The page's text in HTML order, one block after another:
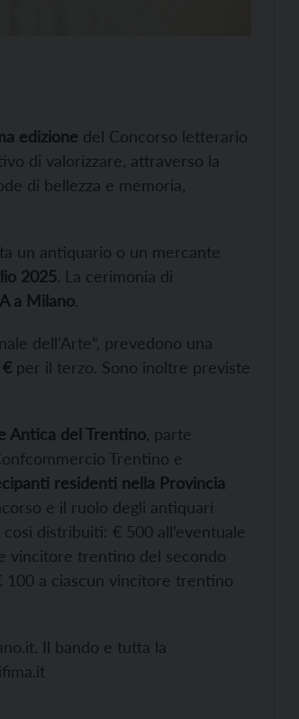
edizione del Concorso letterario
di valorizzare, attraverso la
di bellezza e memoria,
un antiquario o un mercante
2025. La cerimonia di
a Milano.
dell’Arte”, prevedono una
per il terzo. Sono inoltre previste
Antica del Trentino , parte
Trentino e
residenti nella Provincia
e il ruolo degli antiquari
distribuiti: € 500 all’eventuale
vincitore trentino del secondo
100 a ciascun vincitore trentino
Il bando e tutta la